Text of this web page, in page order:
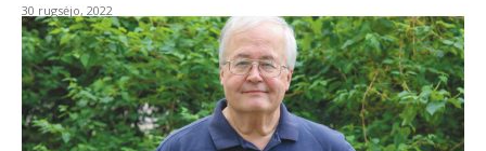
30 rugsėjo, 2022